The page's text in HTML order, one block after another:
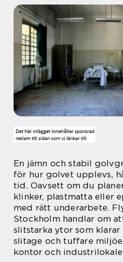
En jämn och stabil
för hur golvet upplevs,
tid. Oavsett om du
klinker, plastmatta eller
med rätt underarbete.
Stockholm handlar om
slitstarka ytor som
slitage och tuffare
kontor och